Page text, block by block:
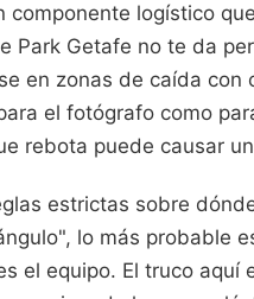
logístico
Park Getafe no te da
en zonas de caída con
el fotógrafo como
rebota puede causar
estrictas sobre
lo más probable
el equipo. El truco aquí